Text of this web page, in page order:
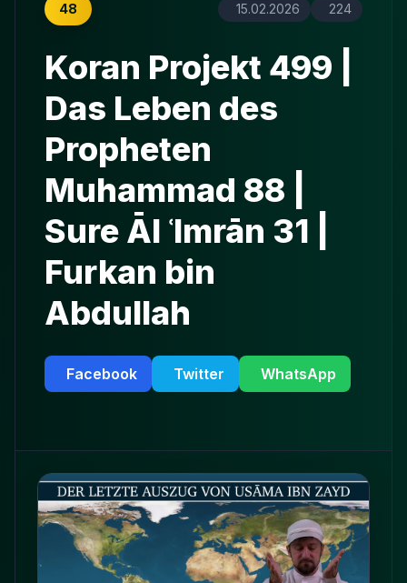
48 15.02.2026 224
Koran Projekt 499 |
Das Leben des
Propheten
Muhammad 88 |
Sure Āl ʿImrān 31 |
Furkan bin
Abdullah
Facebook Twitter WhatsApp